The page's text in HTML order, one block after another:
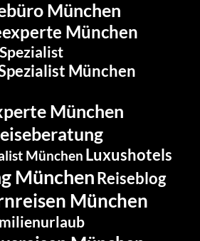
München
München
München
München
München Luxushotels
MünchenReiseblog
München